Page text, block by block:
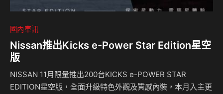
國內車訊
Nissan推出Kicks e-Power Star Edition星空
版
NISSAN 11月限量推出200台KICKS e-POWER STAR
EDITION星空版，全面升級特色外觀及質感內裝，本月入主更